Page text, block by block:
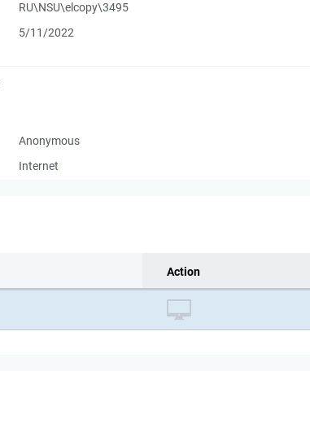
RU\NSU\elcopy\3495
5/11/2022
Anonymous
Internet
Action